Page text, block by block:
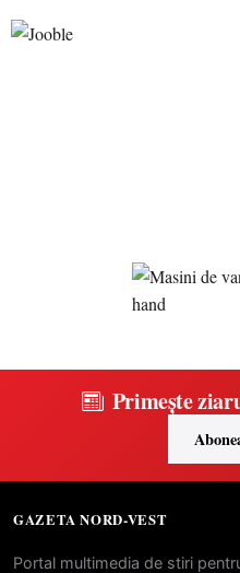
Primește
GAZETA NORD-VEST
Portal multimedia de stiri